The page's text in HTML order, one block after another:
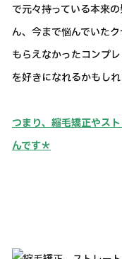
で元々持っている本来
ん、今まで悩んでいた
もらえなかったコンプ
を好きになれるかもし
つまり、縮毛矯正やス
んです＊